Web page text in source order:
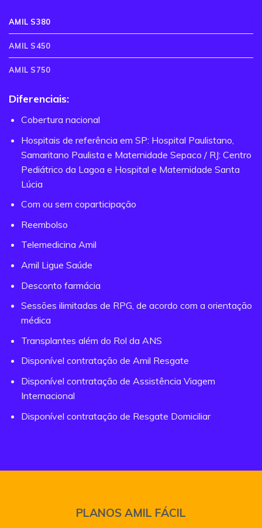
AMIL S380
AMIL S450
AMIL S750
Diferenciais:
Cobertura nacional
Hospitais de referência em SP: Hospital Paulistano,
Samaritano Paulista e Maternidade Sepaco / RJ: Centro
Pediátrico da Lagoa e Hospital e Maternidade Santa
Lúcia
Com ou sem coparticipação
Reembolso
Telemedicina Amil
Amil Ligue Saúde
Desconto farmácia
Sessões ilimitadas de RPG, de acordo com a orientação
médica
Transplantes além do Rol da ANS
Disponível contratação de Amil Resgate
Disponível contratação de Assistência Viagem
Internacional
Disponível contratação de Resgate Domiciliar
PLANOS AMIL FÁCIL